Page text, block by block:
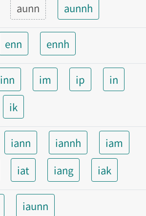
aunn aunnh
enn ennh
inn im ip
in
ik
iann iannh
iam
iat iang iak
iaunn